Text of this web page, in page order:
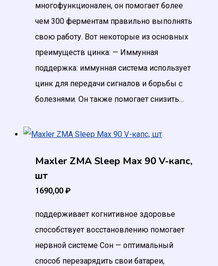
многофункционален, он помогает более
чем 300 ферментам правильно выполнять
свою работу. Вот некоторые из основных
преимуществ цинка: — Иммунная
поддержка: иммунная система использует
цинк для передачи сигналов и борьбы с
болезнями. Он также помогает снизить…
Maxler ZMA Sleep Max 90 V-капс,
шт
1690,00 ₽
поддерживает когнитивное здоровье
способствует восстановлению помогает
нервной системе Сон — оптимальный
способ перезарядить свои батареи,